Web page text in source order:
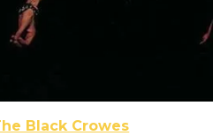
Black Crowes